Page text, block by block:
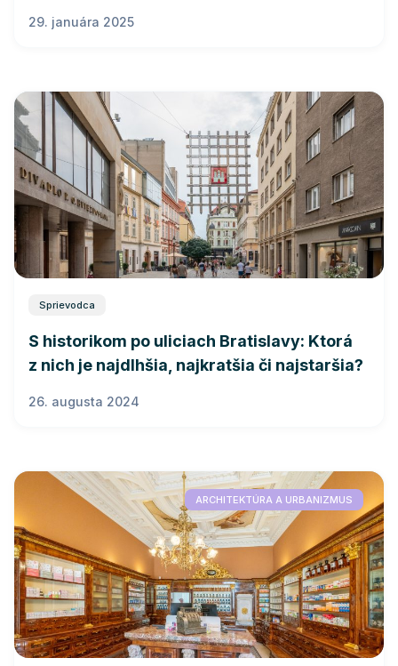
29. januára 2025
Sprievodca
S historikom po uliciach Bratislavy: Ktorá
z nich je najdlhšia, najkratšia či najstaršia?
26. augusta 2024
ARCHITEKTÚRA A URBANIZMUS